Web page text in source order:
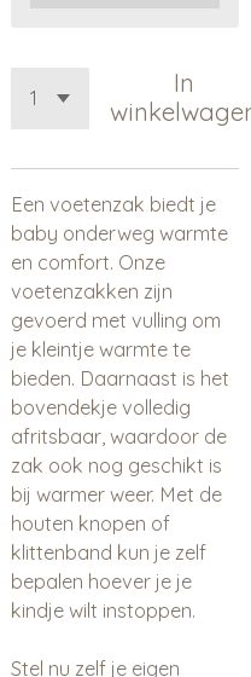
In
Een voetenzak biedt je
baby onderweg warmte
en comfort. Onze
voetenzakken zijn
gevoerd met vulling om
je kleintje warmte te
bieden. Daarnaast is het
bovendekje volledig
afritsbaar, waardoor de
zak ook nog geschikt is
bij warmer weer. Met de
houten knopen of
klittenband kun je zelf
bepalen hoever je je
kindje wilt instoppen.
Stel nu zelf je eigen